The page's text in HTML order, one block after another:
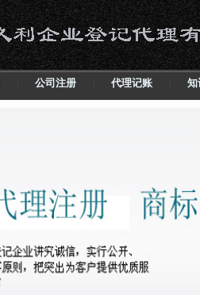
公司注册 代理记账 知